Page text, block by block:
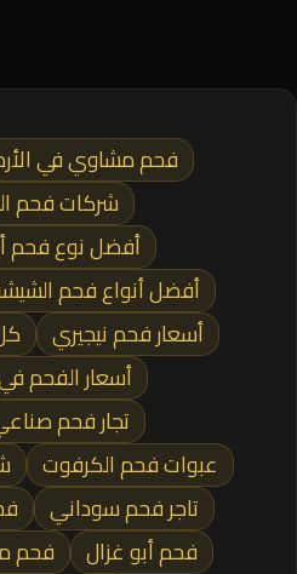
فحم مشاوي في
شركات فحم
أفضل نوع فحم
أفضل أنواع فحم
أسعار فحم نيجيري
أسعار الفحم
تجار فحم
عبوات فحم الكرفوت
تاجر فحم سوداني
فحم أبو غزال
فحم